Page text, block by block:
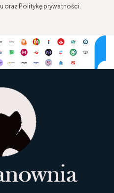
oraz Politykę prywatności.